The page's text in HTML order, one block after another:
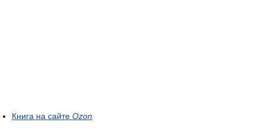
Книга на сайте Ozon